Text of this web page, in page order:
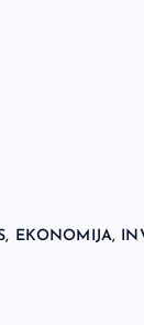
EKONOMIJA,